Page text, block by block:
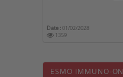
Date :01/02/2028
1359
ESMO IMMUNO-